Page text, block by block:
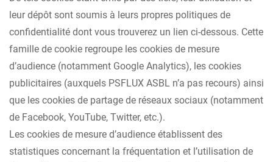
leur dépôt sont soumis à leurs propres politiques de
confidentialité dont vous trouverez un lien ci-dessous. Cette
famille de cookie regroupe les cookies de mesure
d’audience (notamment Google Analytics), les cookies
publicitaires (auxquels PSFLUX ASBL n’a pas recours) ainsi
que les cookies de partage de réseaux sociaux (notamment
de Facebook, YouTube, Twitter, etc.).
Les cookies de mesure d’audience établissent des
statistiques concernant la fréquentation et l’utilisation de